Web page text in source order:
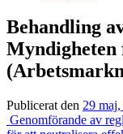
Behandling
Publicerat den 29
Genomförande av